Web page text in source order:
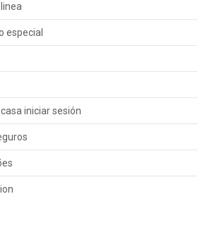
especial
iniciar sesión